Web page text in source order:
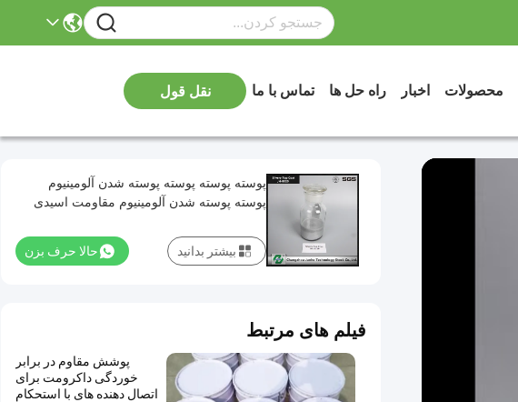
محصولات اخبار راه حل ها تماس با ما نقل قول
پوسته پوسته پوسته پوسته شدن آلومینیوم
پوسته پوسته شدن آلومینیوم مقاومت اسیدی
حالا حرف بزن بیشتر بدانید
فیلم های مرتبط
پوشش مقاوم در برابر
خوردگی داکرومت برای
اتصال دهنده های با استحکام